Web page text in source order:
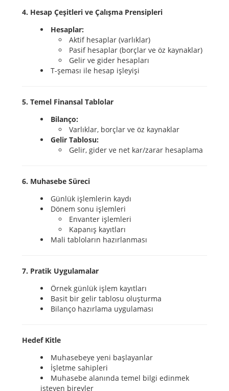
4. Hesap Çeşitleri ve Çalışma Prensipleri
Hesaplar:
Aktif hesaplar (varlıklar)
Pasif hesaplar (borçlar ve öz kaynaklar)
Gelir ve gider hesapları
T-şeması ile hesap işleyişi
5. Temel Finansal Tablolar
Bilanço:
Varlıklar, borçlar ve öz kaynaklar
Gelir Tablosu:
Gelir, gider ve net kar/zarar hesaplama
6. Muhasebe Süreci
Günlük işlemlerin kaydı
Dönem sonu işlemleri
Envanter işlemleri
Kapanış kayıtları
Mali tabloların hazırlanması
7. Pratik Uygulamalar
Örnek günlük işlem kayıtları
Basit bir gelir tablosu oluşturma
Bilanço hazırlama uygulaması
Hedef Kitle
Muhasebeye yeni başlayanlar
İşletme sahipleri
Muhasebe alanında temel bilgi edinmek
isteyen bireyler